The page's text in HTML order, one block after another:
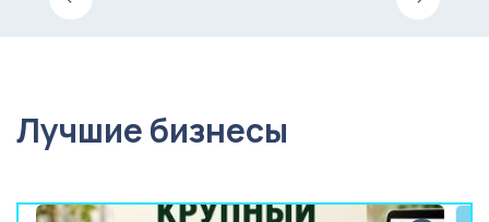
Лучшие бизнесы